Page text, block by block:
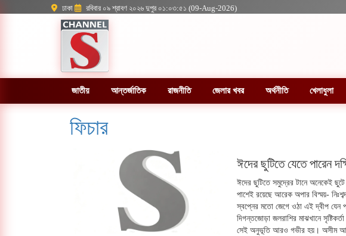
ঢাকা রবিবার ০৯ শ্রাবণ ২০২৬ দুপুর ০১:০৩:৫১ (09-Aug-2026)
জাতীয় আন্তর্জাতিক রাজনীতি জেলার খবর অর্থনীতি খেলাধুলা
ফিচার
ঈদের ছুটিতে যেতে পারেন
ঈদের ছুটিতে সমুদ্রের টানে অনেকেই
পাশেই রয়েছে আরেক অপার বিস্ময়-
স্বপ্নের মতো জেগে ওঠা এই দ্বীপ যেন
দিগন্তজোড়া জলরাশির মাঝখানে
সেই অনুভূতি আরও গভীর হয়। অসীম